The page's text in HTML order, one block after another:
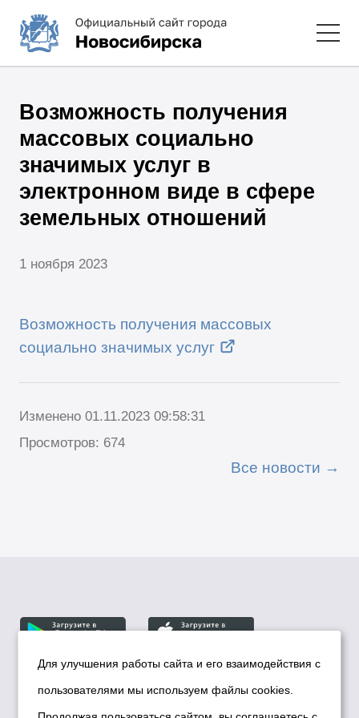
Возможность получения
массовых социально
значимых услуг в
электронном виде в сфере
земельных отношений
1 ноября 2023
Возможность получения массовых
социально значимых услуг
Изменено 01.11.2023 09:58:31
Просмотров: 674
Все новости
© Департамент информационной политики мэрии
города Новосибирска, 2026
Для улучшения работы сайта и его взаимодействия с
пользователями мы используем файлы cookies.